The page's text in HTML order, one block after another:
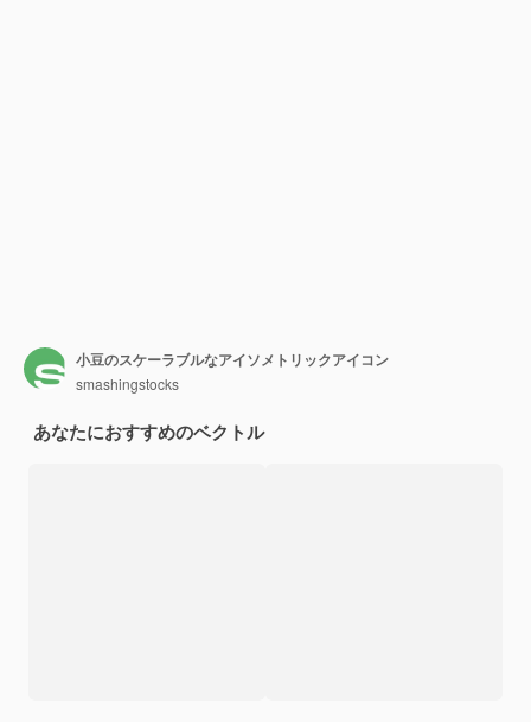
小豆のスケーラブルなアイソメトリックアイコン
smashingstocks
あなたにおすすめのベクトル